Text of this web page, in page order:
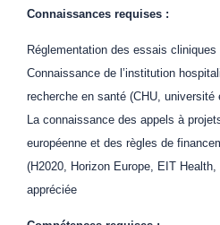
Connaissances requises :
Réglementation des essais
Connaissance de l’institution
recherche en santé (CHU, université
La connaissance des appels à
européenne et des règles de
(H2020, Horizon Europe, EIT
appréciée